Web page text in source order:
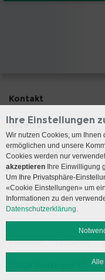
Kontakt
Anreise
Patientinnen und
Universitätsklinik für
Social Media
Impressum Disclaimer
Ihre Einstellungen
Wir nutzen Cookies, um
ermöglichen und unsere
Cookies werden nur
akzeptieren Ihre Einwilligung
Um Ihre Privatsphäre-
«Cookie Einstellungen» um
Informationen zu den
Datenschutzerklärung.
Alle